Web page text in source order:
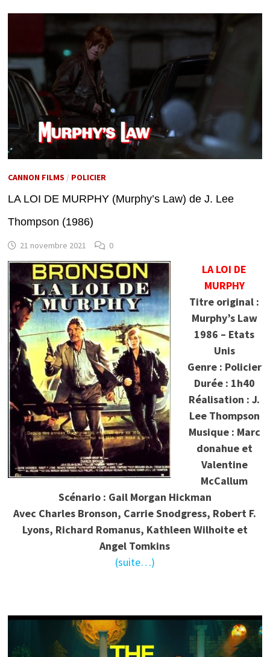
CANNON FILMS / POLICIER
LA LOI DE MURPHY (Murphy’s Law) de J. Lee
Thompson (1986)
21 novembre 2021 0
LA LOI DE
MURPHY
Titre original :
Murphy’s Law
1986 – Etats
Unis
Genre : Policier
Durée : 1h40
Réalisation : J.
Lee Thompson
Musique : Marc
donahue et
Valentine
McCallum
Scénario : Gail Morgan Hickman
Avec Charles Bronson, Carrie Snodgress, Robert F.
Lyons, Richard Romanus, Kathleen Wilhoite et
Angel Tomkins
(suite…)